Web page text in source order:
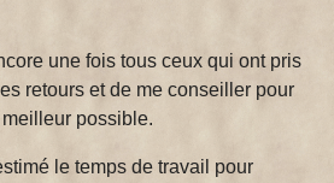
une fois tous ceux qui ont pris
retours et de me conseiller pour
possible.
le temps de travail pour